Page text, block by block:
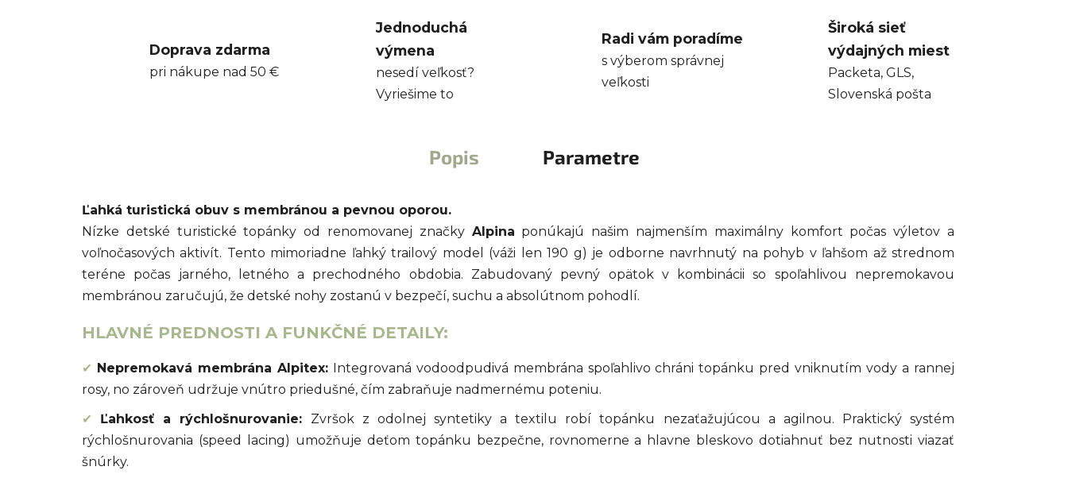
Doprava zdarma
pri nákupe nad 50 €
Jednoduchá
výmena
nesedí veľkosť?
Vyriešime to
Radi vám poradíme
s výberom správnej
veľkosti
Široká sieť
výdajných miest
Packeta, GLS,
Slovenská pošta
Popis Parametre
Ľahká turistická obuv s membránou a pevnou oporou.
Nízke detské turistické topánky od renomovanej značky Alpina ponúkajú našim najmenším maximálny komfort počas výletov a
voľnočasových aktivít. Tento mimoriadne ľahký trailový model (váži len 190 g) je odborne navrhnutý na pohyb v ľahšom až strednom
teréne počas jarného, letného a prechodného obdobia. Zabudovaný pevný opätok v kombinácii so spoľahlivou nepremokavou
membránou zaručujú, že detské nohy zostanú v bezpečí, suchu a absolútnom pohodlí.
HLAVNÉ PREDNOSTI A FUNKČNÉ DETAILY:
✔ Nepremokavá membrána Alpitex:Integrovaná vodoodpudivá membrána spoľahlivo chráni topánku pred vniknutím vody a rannej
rosy, no zároveň udržuje vnútro priedušné, čím zabraňuje nadmernému poteniu.
✔
Ľahkosť a rýchlošnurovanie: Zvršok z odolnej syntetiky a textilu robí topánku nezaťažujúcou a agilnou. Praktický systém
rýchlošnurovania (speed lacing) umožňuje deťom topánku bezpečne, rovnomerne a hlavne bleskovo dotiahnuť bez nutnosti viazať
šnúrky.